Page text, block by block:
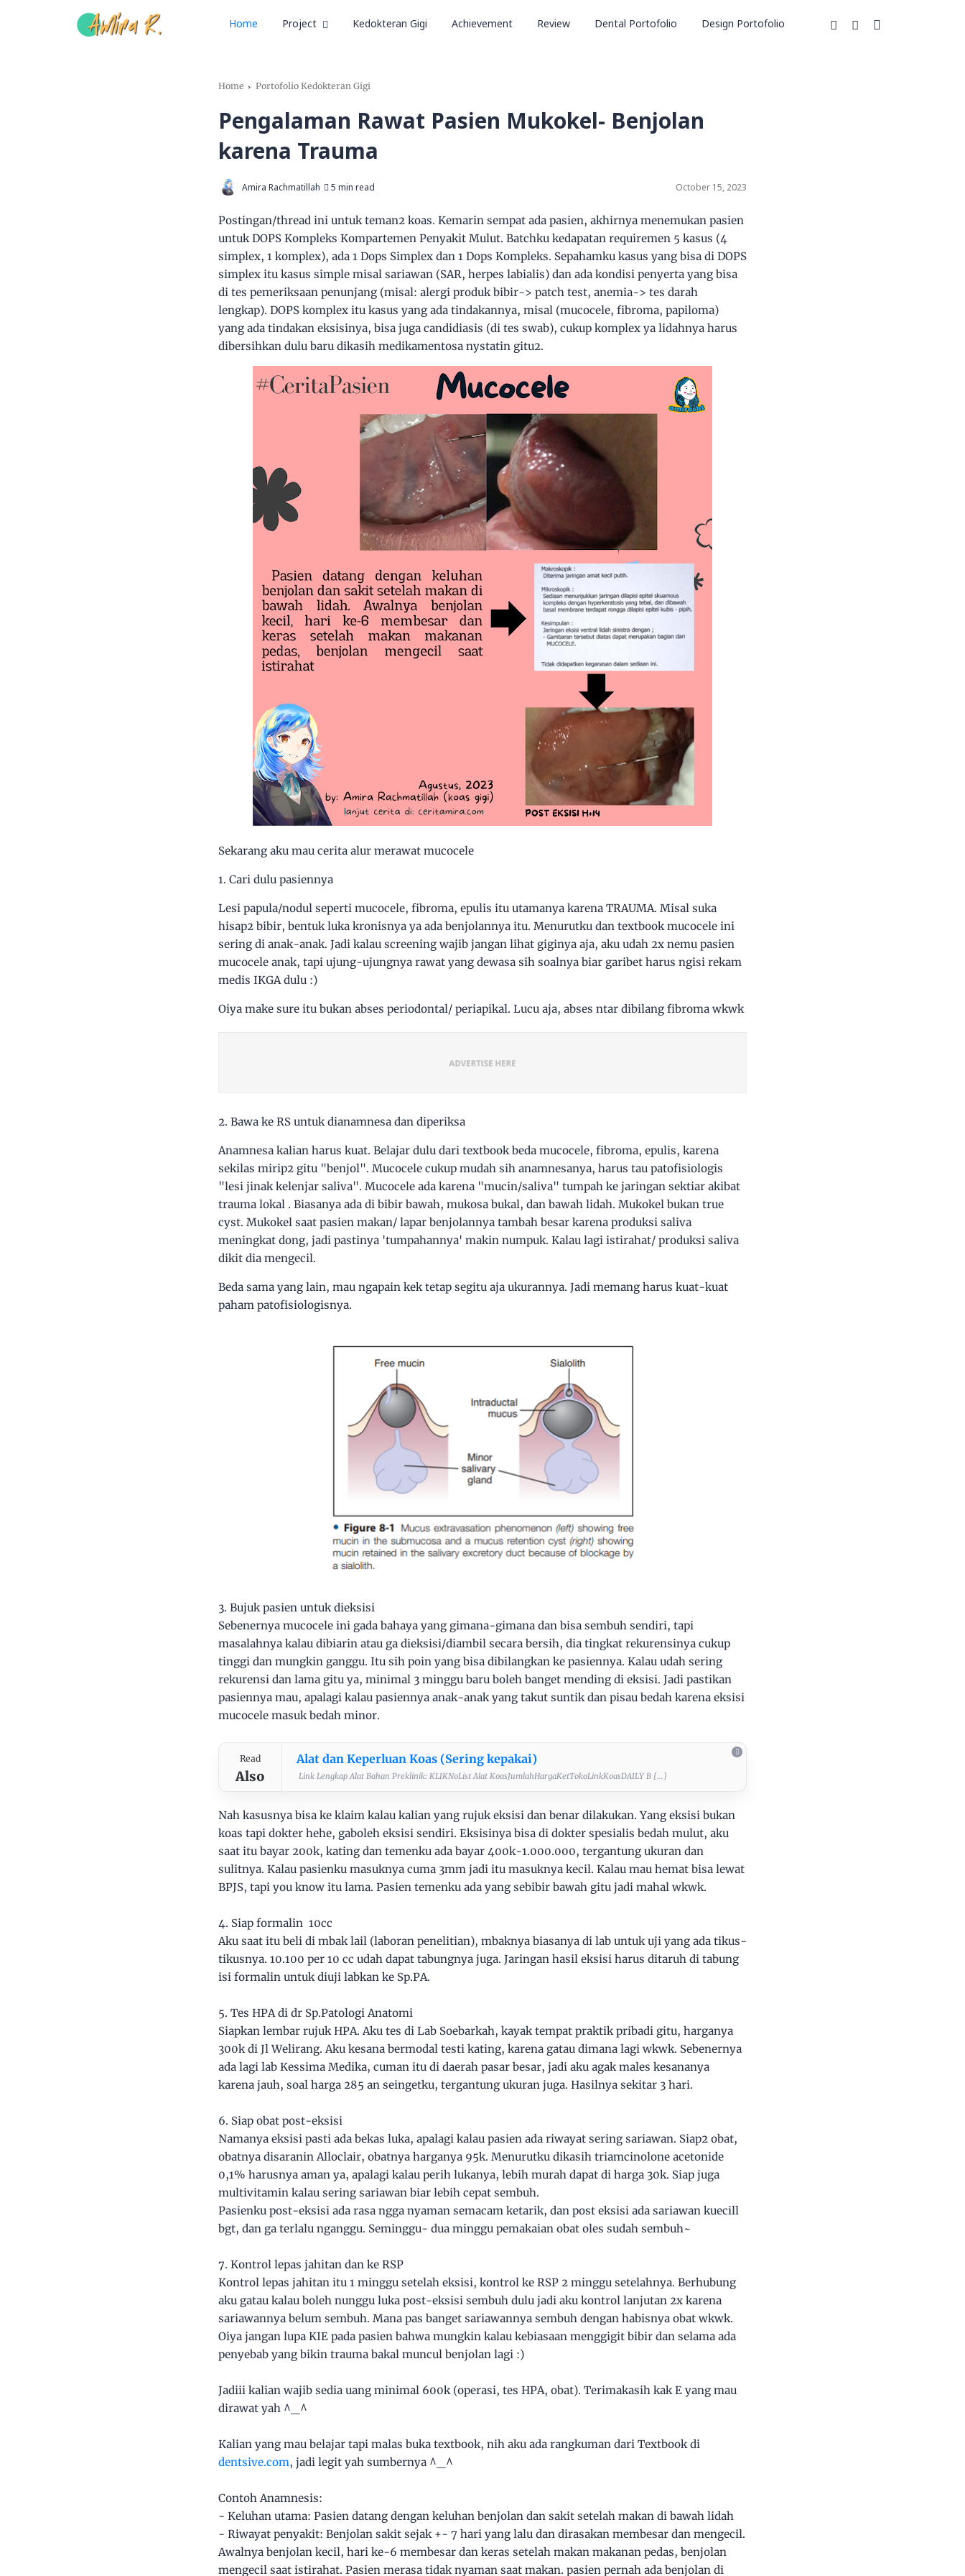
Home Project Kedokteran Gigi Achievement Review Dental Portofolio Design Portofolio
Home Portofolio Kedokteran Gigi
Pengalaman Rawat Pasien Mukokel- Benjolan
karena Trauma
Amira Rachmatillah 5 min read October 15, 2023
Postingan/thread ini untuk teman2 koas. Kemarin sempat ada pasien, akhirnya menemukan pasien
untuk DOPS Kompleks Kompartemen Penyakit Mulut. Batchku kedapatan requiremen 5 kasus (4
simplex, 1 komplex), ada 1 Dops Simplex dan 1 Dops Kompleks. Sepahamku kasus yang bisa di DOPS
simplex itu kasus simple misal sariawan (SAR, herpes labialis) dan ada kondisi penyerta yang bisa
di tes pemeriksaan penunjang (misal: alergi produk bibir-> patch test, anemia-> tes darah
lengkap). DOPS komplex itu kasus yang ada tindakannya, misal (mucocele, fibroma, papiloma)
yang ada tindakan eksisinya, bisa juga candidiasis (di tes swab), cukup komplex ya lidahnya harus
dibersihkan dulu baru dikasih medikamentosa nystatin gitu2.
Sekarang aku mau cerita alur merawat mucocele
1. Cari dulu pasiennya
Lesi papula/nodul seperti mucocele, fibroma, epulis itu utamanya karena TRAUMA. Misal suka
hisap2 bibir, bentuk luka kronisnya ya ada benjolannya itu. Menurutku dan textbook mucocele ini
sering di anak-anak. Jadi kalau screening wajib jangan lihat giginya aja, aku udah 2x nemu pasien
mucocele anak, tapi ujung-ujungnya rawat yang dewasa sih soalnya biar garibet harus ngisi rekam
medis IKGA dulu :)
Oiya make sure itu bukan abses periodontal/ periapikal. Lucu aja, abses ntar dibilang fibroma wkwk
2. Bawa ke RS untuk dianamnesa dan diperiksa
Anamnesa kalian harus kuat. Belajar dulu dari textbook beda mucocele, fibroma, epulis, karena
sekilas mirip2 gitu "benjol". Mucocele cukup mudah sih anamnesanya, harus tau patofisiologis
"lesi jinak kelenjar saliva". Mucocele ada karena "mucin/saliva" tumpah ke jaringan sektiar akibat
trauma lokal . Biasanya ada di bibir bawah, mukosa bukal, dan bawah lidah. Mukokel bukan true
cyst. Mukokel saat pasien makan/ lapar benjolannya tambah besar karena produksi saliva
meningkat dong, jadi pastinya 'tumpahannya' makin numpuk. Kalau lagi istirahat/ produksi saliva
dikit dia mengecil.
Beda sama yang lain, mau ngapain kek tetap segitu aja ukurannya. Jadi memang harus kuat-kuat
paham patofisiologisnya.
3. Bujuk pasien untuk dieksisi
Sebenernya mucocele ini gada bahaya yang gimana-gimana dan bisa sembuh sendiri, tapi
masalahnya kalau dibiarin atau ga dieksisi/diambil secara bersih, dia tingkat rekurensinya cukup
tinggi dan mungkin ganggu. Itu sih poin yang bisa dibilangkan ke pasiennya. Kalau udah sering
rekurensi dan lama gitu ya, minimal 3 minggu baru boleh banget mending di eksisi. Jadi pastikan
pasiennya mau, apalagi kalau pasiennya anak-anak yang takut suntik dan pisau bedah karena eksisi
mucocele masuk bedah minor.
Read
Also
Alat dan Keperluan Koas (Sering kepakai)
Link Lengkap Alat Bahan Preklinik: KLIKNoList Alat KoasJumlahHargaKetTokoLinkKoasDAILY B [...]
Nah kasusnya bisa ke klaim kalau kalian yang rujuk eksisi dan benar dilakukan. Yang eksisi bukan
koas tapi dokter hehe, gaboleh eksisi sendiri. Eksisinya bisa di dokter spesialis bedah mulut, aku
saat itu bayar 200k, kating dan temenku ada bayar 400k-1.000.000, tergantung ukuran dan
sulitnya. Kalau pasienku masuknya cuma 3mm jadi itu masuknya kecil. Kalau mau hemat bisa lewat
BPJS, tapi you know itu lama. Pasien temenku ada yang sebibir bawah gitu jadi mahal wkwk.
4. Siap formalin 10cc
Aku saat itu beli di mbak lail (laboran penelitian), mbaknya biasanya di lab untuk uji yang ada tikus-
tikusnya. 10.100 per 10 cc udah dapat tabungnya juga. Jaringan hasil eksisi harus ditaruh di tabung
isi formalin untuk diuji labkan ke Sp.PA.
5. Tes HPA di dr Sp.Patologi Anatomi
Siapkan lembar rujuk HPA. Aku tes di Lab Soebarkah, kayak tempat praktik pribadi gitu, harganya
300k di Jl Welirang. Aku kesana bermodal testi kating, karena gatau dimana lagi wkwk. Sebenernya
ada lagi lab Kessima Medika, cuman itu di daerah pasar besar, jadi aku agak males kesananya
karena jauh, soal harga 285 an seingetku, tergantung ukuran juga. Hasilnya sekitar 3 hari.
6. Siap obat post-eksisi
Namanya eksisi pasti ada bekas luka, apalagi kalau pasien ada riwayat sering sariawan. Siap2 obat,
obatnya disaranin Alloclair, obatnya harganya 95k. Menurutku dikasih triamcinolone acetonide
0,1% harusnya aman ya, apalagi kalau perih lukanya, lebih murah dapat di harga 30k. Siap juga
multivitamin kalau sering sariawan biar lebih cepat sembuh.
Pasienku post-eksisi ada rasa ngga nyaman semacam ketarik, dan post eksisi ada sariawan kuecill
bgt, dan ga terlalu nganggu. Seminggu- dua minggu pemakaian obat oles sudah sembuh~
7. Kontrol lepas jahitan dan ke RSP
Kontrol lepas jahitan itu 1 minggu setelah eksisi, kontrol ke RSP 2 minggu setelahnya. Berhubung
aku gatau kalau boleh nunggu luka post-eksisi sembuh dulu jadi aku kontrol lanjutan 2x karena
sariawannya belum sembuh. Mana pas banget sariawannya sembuh dengan habisnya obat wkwk.
Oiya jangan lupa KIE pada pasien bahwa mungkin kalau kebiasaan menggigit bibir dan selama ada
penyebab yang bikin trauma bakal muncul benjolan lagi :)
Jadiii kalian wajib sedia uang minimal 600k (operasi, tes HPA, obat). Terimakasih kak E yang mau
dirawat yah ^_^
Kalian yang mau belajar tapi malas buka textbook, nih aku ada rangkuman dari Textbook di
dentsive.com, jadi legit yah sumbernya ^_^
Contoh Anamnesis:
- Keluhan utama: Pasien datang dengan keluhan benjolan dan sakit setelah makan di bawah lidah
- Riwayat penyakit: Benjolan sakit sejak +- 7 hari yang lalu dan dirasakan membesar dan mengecil.
Awalnya benjolan kecil, hari ke-6 membesar dan keras setelah makan makanan pedas, benjolan
mengecil saat istirahat. Pasien merasa tidak nyaman saat makan. pasien pernah ada benjolan di